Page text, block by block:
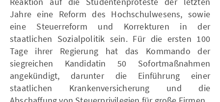
Jahre eine Reform des Hochschulwesens, sowie
eine Steuerreform und Korrekturen in der
staatlichen Sozialpolitik sein. Für die ersten 100
Tage ihrer Regierung hat das Kommando der
siegreichen Kandidatin 50 Sofortmaßnahmen
angekündigt, darunter die Einführung einer
staatlichen Krankenversicherung und die